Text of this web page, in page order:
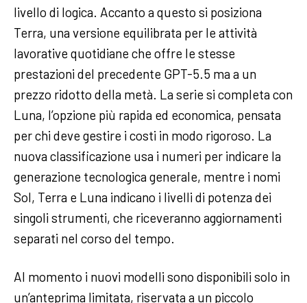
livello di logica. Accanto a questo si posiziona
Terra, una versione equilibrata per le attività
lavorative quotidiane che offre le stesse
prestazioni del precedente GPT-5.5 ma a un
prezzo ridotto della metà. La serie si completa con
Luna, l’opzione più rapida ed economica, pensata
per chi deve gestire i costi in modo rigoroso. La
nuova classificazione usa i numeri per indicare la
generazione tecnologica generale, mentre i nomi
Sol, Terra e Luna indicano i livelli di potenza dei
singoli strumenti, che riceveranno aggiornamenti
separati nel corso del tempo.
Al momento i nuovi modelli sono disponibili solo in
un’anteprima limitata, riservata a un piccolo